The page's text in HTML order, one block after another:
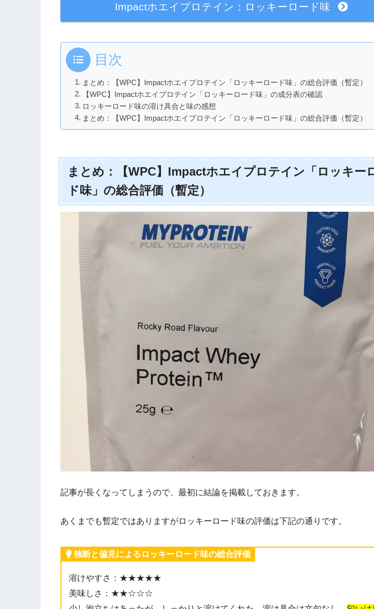
Impactホエイプロテイン：ロッキーロード味
目次
まとめ：【WPC】Impactホエイプロテイン「ロッキーロード味」の総合評価（暫定）
【WPC】Impactホエイプロテイン「ロッキーロード味」の成分表の確認
ロッキーロード味の溶け具合と味の感想
まとめ：【WPC】Impactホエイプロテイン「ロッキーロード味」の総合評価（暫定）
まとめ：【WPC】Impactホエイプロテイン「ロッキー
ド味」の総合評価（暫定）
記事が長くなってしまうので、最初に結論を掲載しておきます。
あくまでも暫定ではありますがロッキーロード味の評価は下記の通りです。
独断と偏見によるロッキーロード味の総合評価
溶けやすさ：★★★★★
美味しさ：★★☆☆☆